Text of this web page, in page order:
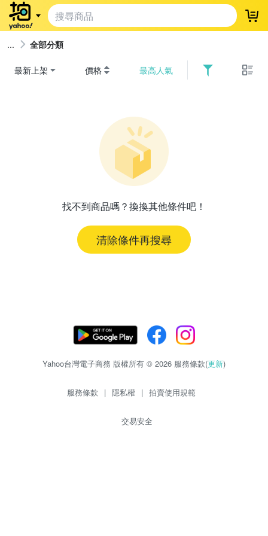
登
全部分類
最新上架 價格 最高人氣
找不到商品嗎？換換其他條件吧！
清除條件再搜尋
Yahoo台灣電子商務 版權所有 © 2026 服務條款(更新)
服務條款 | 隱私權 | 拍賣使用規範
交易安全